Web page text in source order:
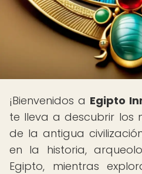
¡Bienvenidos a Egipto
te lleva a descubrir los
de la antigua
en la historia,
Egipto, mientras